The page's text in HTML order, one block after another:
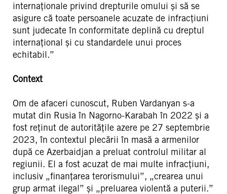
internaționale privind drepturile omului și să se
asigure că toate persoanele acuzate de infracțiuni
sunt judecate în conformitate deplină cu dreptul
internațional și cu standardele unui proces
echitabil.”
Context
Om de afaceri cunoscut, Ruben Vardanyan s-a
mutat din Rusia în Nagorno-Karabah în 2022 și a
fost reținut de autoritățile azere pe 27 septembrie
2023, în contextul plecării în masă a armenilor
după ce Azerbaidjan a preluat controlul militar al
regiunii. El a fost acuzat de mai multe infracțiuni,
inclusiv „finanțarea terorismului”, „crearea unui
grup armat ilegal” și „preluarea violentă a puterii.”